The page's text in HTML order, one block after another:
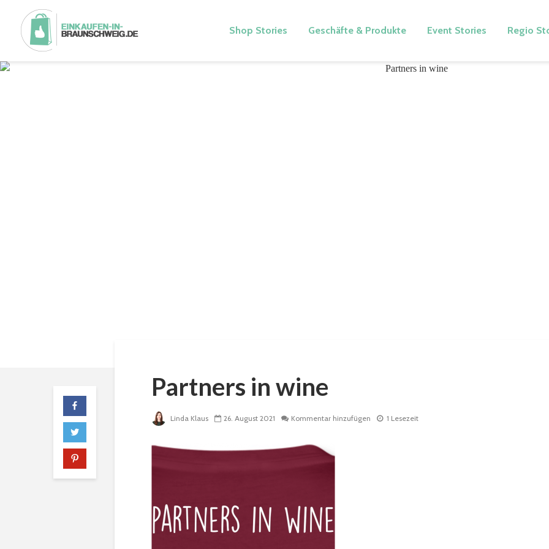
Shop Stories Geschäfte & Produkte Event Stories Regio
Partners in wine
Linda Klaus 26. August 2021 Kommentar hinzufügen 1 Lesezeit